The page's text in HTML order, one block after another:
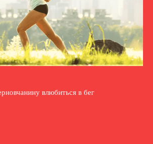
влюбиться в бег